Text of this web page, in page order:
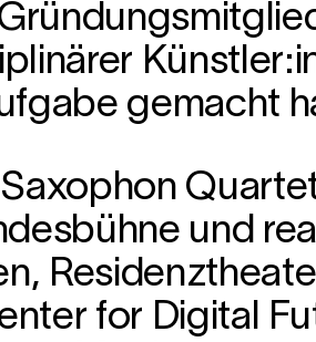
gemacht
und
for Digital